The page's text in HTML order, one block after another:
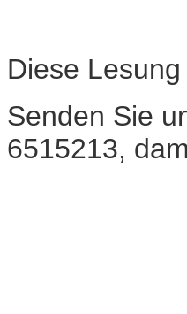
Diese
Senden Sie
6515213,